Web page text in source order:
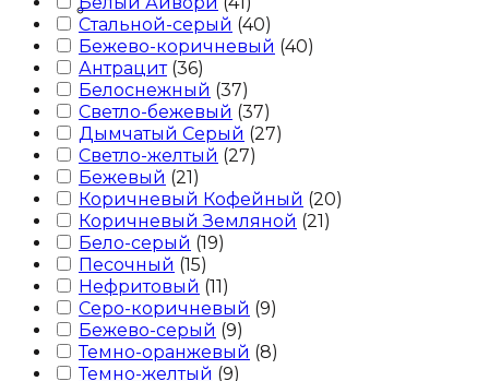
Контакты
Стальной-серый (40)
Бежево-коричневый (40)
Антрацит (36)
Белоснежный (37)
Светло-бежевый (37)
Дымчатый Серый (27)
Светло-желтый (27)
Бежевый (21)
Коричневый Кофейный (20)
Коричневый Земляной (21)
Бело-серый (19)
Песочный (15)
Нефритовый (11)
Серо-коричневый (9)
Бежево-серый (9)
Темно-оранжевый (8)
Темно-желтый (9)